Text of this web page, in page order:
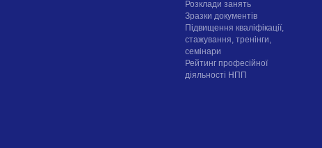
Розклади занять
Зразки документів
Підвищення кваліфікації,
стажування, тренінги,
семінари
Рейтинг професійної
діяльності НПП